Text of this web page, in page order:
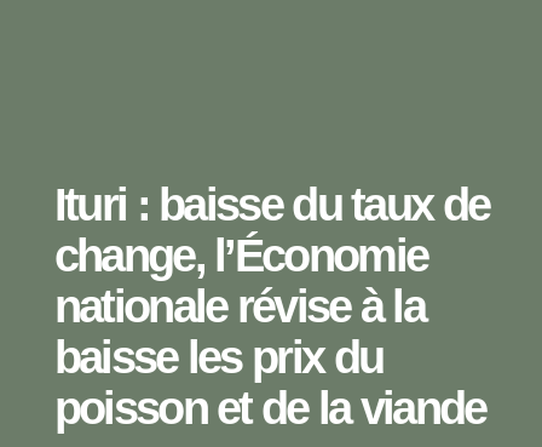
Ituri : baisse du taux de
change, l’Économie
nationale révise à la
baisse les prix du
poisson et de la viande